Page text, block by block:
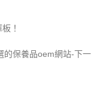
！
的保養品oem網站-下一